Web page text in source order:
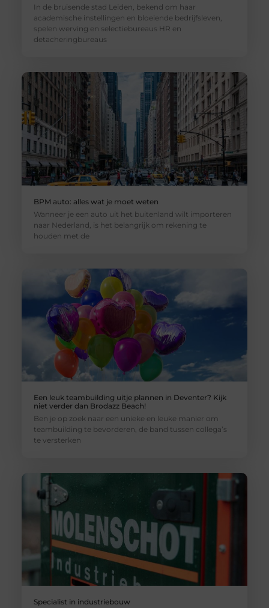
In de bruisende stad Leiden, bekend om haar
academische instellingen en bloeiende bedrijfsleven,
spelen werving en selectiebureaus HR en
detacheringbureaus
BPM auto: alles wat je moet weten
Wanneer je een auto uit het buitenland wilt importeren
naar Nederland, is het belangrijk om rekening te
houden met de
Een leuk teambuilding uitje plannen in Deventer? Kijk
niet verder dan Brodazz Beach!
Ben je op zoek naar een unieke en leuke manier om
teambuilding te bevorderen, de band tussen collega’s
te versterken
Specialist in industriebouw